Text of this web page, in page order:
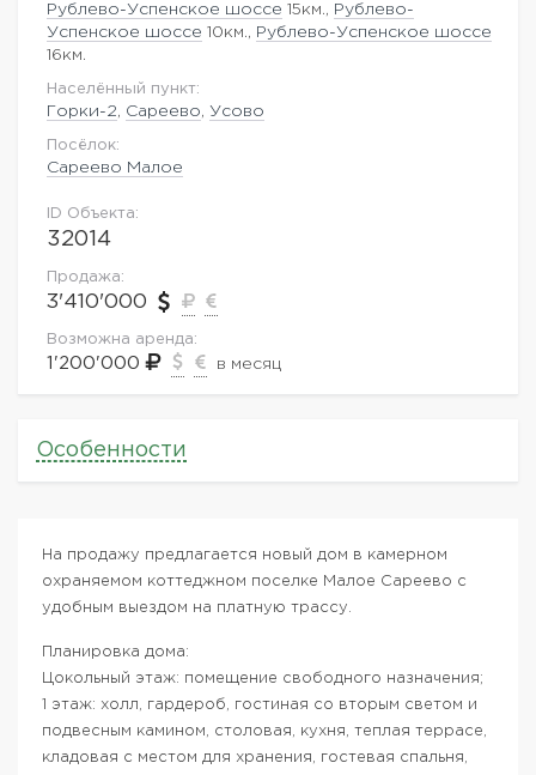
Рублево-Успенское шоссе 15км.,
Рублево-
Успенское шоссе 10км.,
Рублево-Успенское шоссе
16км.
Населённый пункт:
Горки-2 Сареево Усово
Посёлок:
Сареево Малое
ID Объекта:
32014
Продажа:
3'410'000
Возможна аренда:
1'200'000 в месяц
Особенности
На продажу предлагается новый дом в камерном
охраняемом коттеджном поселке Малое Сареево с
удобным выездом на платную трассу.
Планировка дома:
Цокольный этаж: помещение свободного назначения;
1 этаж: холл, гардероб, гостиная со вторым светом и
подвесным камином, столовая, кухня, теплая террасе,
кладовая с местом для хранения, гостевая спальня,